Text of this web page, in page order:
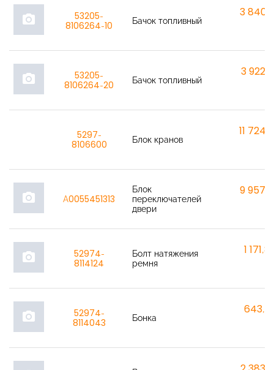
photo_camera
53205-
8106264-10
Бачок топливный
3
photo_camera
53205-
8106264-20
Бачок топливный
3
5297-
8106600
Блок кранов
11
photo_camera A0055451313
Блок
переключателей
двери
9
photo_camera
52974-
8114124
Болт натяжения
ремня
1
photo_camera
52974-
8114043
Бонка